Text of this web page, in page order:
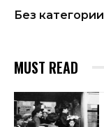
Без категории
MUST READ